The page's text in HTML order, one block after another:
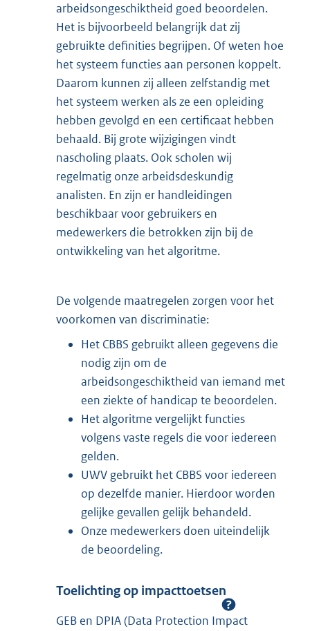
arbeidsongeschiktheid goed beoordelen.
Het is bijvoorbeeld belangrijk dat zij
gebruikte definities begrijpen. Of weten hoe
het systeem functies aan personen koppelt.
Daarom kunnen zij alleen zelfstandig met
het systeem werken als ze een opleiding
hebben gevolgd en een certificaat hebben
behaald. Bij grote wijzigingen vindt
nascholing plaats. Ook scholen wij
regelmatig onze arbeidsdeskundig
analisten. En zijn er handleidingen
beschikbaar voor gebruikers en
medewerkers die betrokken zijn bij de
ontwikkeling van het algoritme.
De volgende maatregelen zorgen voor het
voorkomen van discriminatie:
Het CBBS gebruikt alleen gegevens die
nodig zijn om de
arbeidsongeschiktheid van iemand met
een ziekte of handicap te beoordelen.
Het algoritme vergelijkt functies
volgens vaste regels die voor iedereen
gelden.
UWV gebruikt het CBBS voor iedereen
op dezelfde manier. Hierdoor worden
gelijke gevallen gelijk behandeld.
Onze medewerkers doen uiteindelijk
de beoordeling.
Toelichting op impacttoetsen
GEB en DPIA (Data Protection Impact